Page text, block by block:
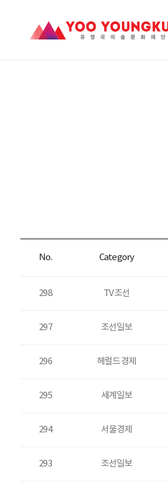
No. Category
298 TV조선
297 조선일보
296 헤럴드경제
295 세계일보
294 서울경제
293 조선일보